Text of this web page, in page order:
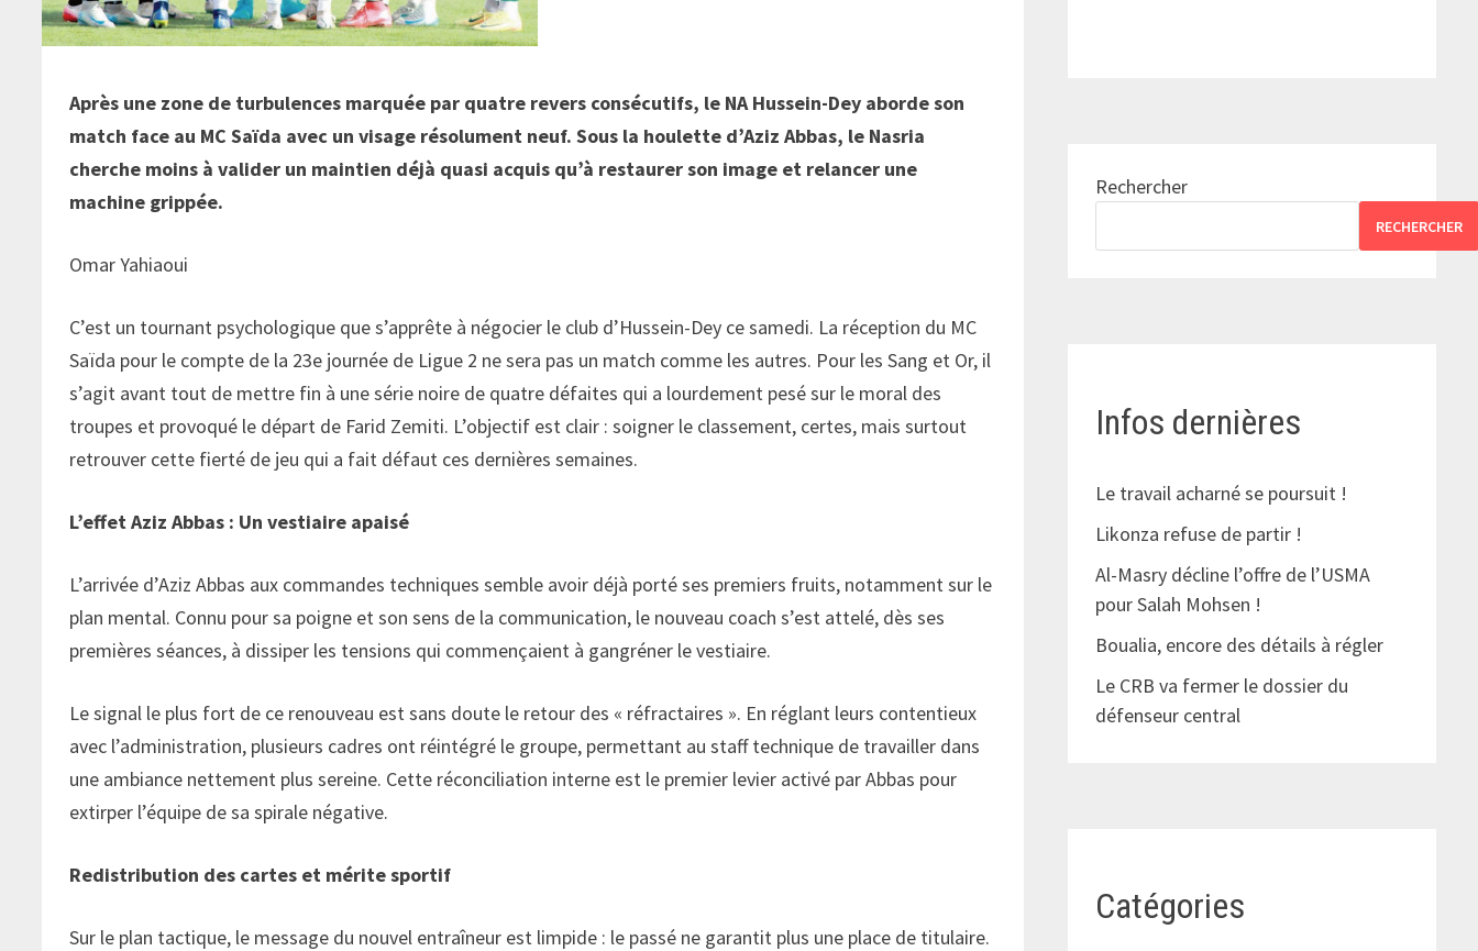
Après une zone de turbulences marquée par quatre revers consécutifs, le NA Hussein-Dey aborde son
match face au MC Saïda avec un visage résolument neuf. Sous la houlette d’Aziz Abbas, le Nasria
cherche moins à valider un maintien déjà quasi acquis qu’à restaurer son image et relancer une
machine grippée.
Omar Yahiaoui
C’est un tournant psychologique que s’apprête à négocier le club d’Hussein-Dey ce samedi. La réception du MC
Saïda pour le compte de la 23e journée de Ligue 2 ne sera pas un match comme les autres. Pour les Sang et Or, il
s’agit avant tout de mettre fin à une série noire de quatre défaites qui a lourdement pesé sur le moral des
troupes et provoqué le départ de Farid Zemiti. L’objectif est clair : soigner le classement, certes, mais surtout
retrouver cette fierté de jeu qui a fait défaut ces dernières semaines.
L’effet Aziz Abbas : Un vestiaire apaisé
L’arrivée d’Aziz Abbas aux commandes techniques semble avoir déjà porté ses premiers fruits, notamment sur le
plan mental. Connu pour sa poigne et son sens de la communication, le nouveau coach s’est attelé, dès ses
premières séances, à dissiper les tensions qui commençaient à gangréner le vestiaire.
Le signal le plus fort de ce renouveau est sans doute le retour des « réfractaires ». En réglant leurs contentieux
avec l’administration, plusieurs cadres ont réintégré le groupe, permettant au staff technique de travailler dans
une ambiance nettement plus sereine. Cette réconciliation interne est le premier levier activé par Abbas pour
extirper l’équipe de sa spirale négative.
Redistribution des cartes et mérite sportif
Sur le plan tactique, le message du nouvel entraîneur est limpide : le passé ne garantit plus une place de titulaire.
Rechercher
RECHERCHER
Infos dernières
Le travail acharné se poursuit !
Likonza refuse de partir !
Al-Masry décline l’offre de l’USMA
pour Salah Mohsen !
Boualia, encore des détails à régler
Le CRB va fermer le dossier du
défenseur central
Catégories